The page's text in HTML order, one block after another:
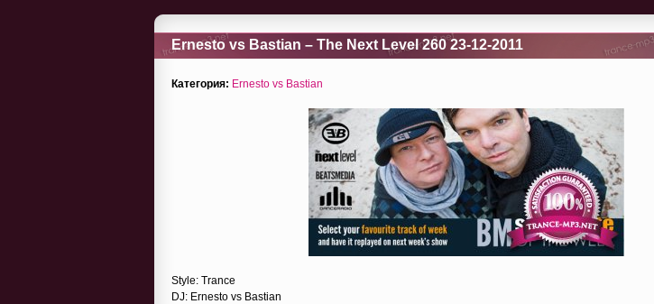
Ernesto vs Bastian – The Next Level 260 23-12-2011
Категория: Ernesto vs Bastian
Style: Trance
DJ: Ernesto vs Bastian